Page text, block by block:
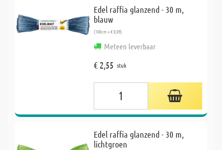
Edel raffia glanzend - 30 m,
blauw
(100cm = € 0,09)
Meteen leverbaar
€ 2,55 stuk
Edel raffia glanzend - 30 m,
lichtgroen